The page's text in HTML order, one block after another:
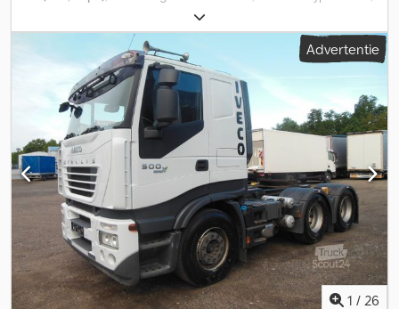
automatisch
Bouwjaar:2017, *De prijs is exclusief btw en overschrijvingskosten.
Dodjq Rwylepfx Ambjck Wij adviseren u de specificaties van het
aangeboden voertuig te controleren. Lodotruck s.r.l. aanvaardt
geen enkele aansprakelijkheid voor eventuele onbedoelde
afwijkingen ten opzichte van de beschrijving in de advertentie.
INCLUSIEF 12 MAANDEN GARANTIE
Advertentie
1 / 26